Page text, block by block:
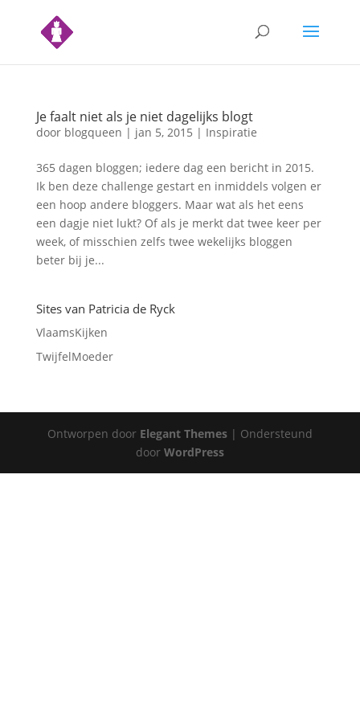
Je faalt niet als je niet dagelijks blogt
door blogqueen | jan 5, 2015 | Inspiratie
365 dagen bloggen; iedere dag een bericht in 2015.
Ik ben deze challenge gestart en inmiddels volgen er
een hoop andere bloggers. Maar wat als het eens
een dagje niet lukt? Of als je merkt dat twee keer per
week, of misschien zelfs twee wekelijks bloggen
beter bij je...
Sites van Patricia de Ryck
VlaamsKijken
TwijfelMoeder
Ontworpen door Elegant Themes| Ondersteund
door WordPress